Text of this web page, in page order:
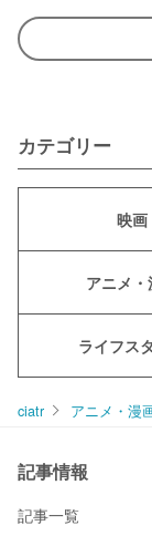
カテゴリー
映画
アニメ
ライフス
ciatr アニメ・漫
記事情報
記事一覧